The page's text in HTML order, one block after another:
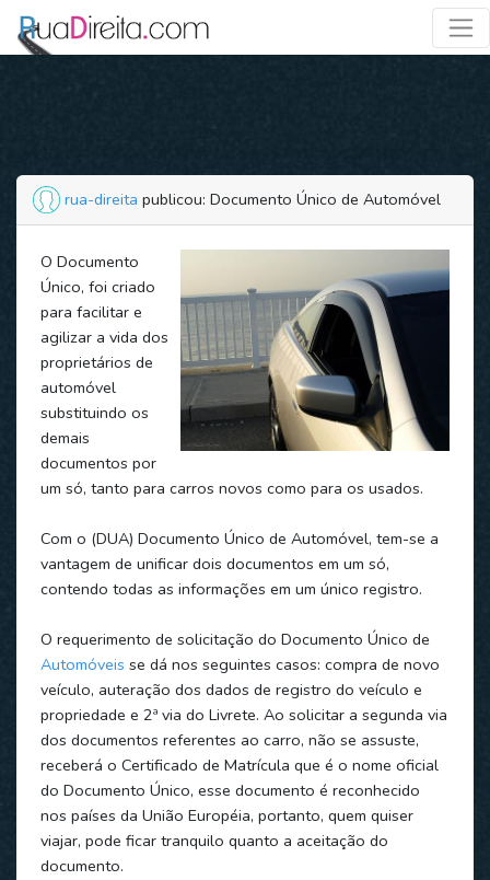
rua-direita publicou: Documento Único de Automóvel
O Documento
Único, foi criado
para facilitar e
agilizar a vida dos
proprietários de
automóvel
substituindo os
demais
documentos por
um só, tanto para carros novos como para os usados.
Com o (DUA) Documento Único de Automóvel, tem-se a
vantagem de unificar dois documentos em um só,
contendo todas as informações em um único registro.
O requerimento de solicitação do Documento Único de
Automóveis se dá nos seguintes casos: compra de novo
veículo, auteração dos dados de registro do veículo e
propriedade e 2ª via do Livrete. Ao solicitar a segunda via
dos documentos referentes ao carro, não se assuste,
receberá o Certificado de Matrícula que é o nome oficial
do Documento Único, esse documento é reconhecido
nos países da União Européia, portanto, quem quiser
viajar, pode ficar tranquilo quanto a aceitação do
documento.